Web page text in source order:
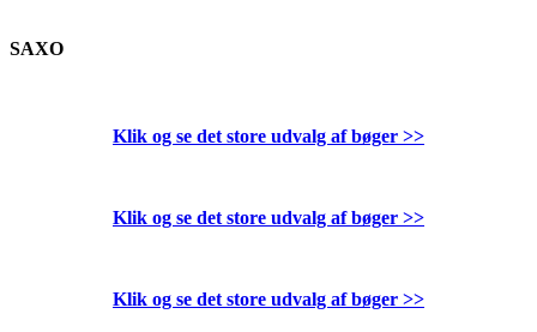
SAXO
Klik og se det store udvalg af bøger >>
Klik og se det store udvalg af bøger >>
Klik og se det store udvalg af bøger >>